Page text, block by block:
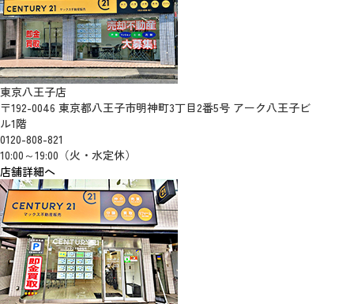
東京八王子店
〒192-0046 東京都八王子市明神町3丁目2番5号 アーク八王子ビ
ル1階
0120-808-821
10:00～19:00（火・水定休）
店舗詳細へ